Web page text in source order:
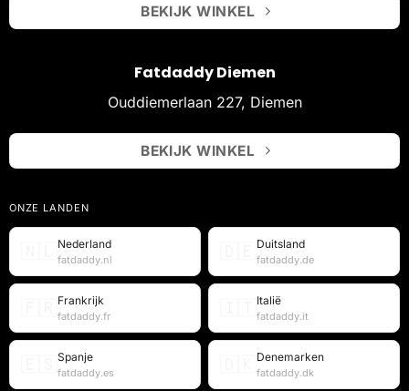
BEKIJK WINKEL
Fatdaddy Diemen
Ouddiemerlaan 227, Diemen
BEKIJK WINKEL
ONZE LANDEN
Nederland
fatdaddy.nl
Duitsland
fatdaddy.de
Frankrijk
fatdaddy.fr
Italië
fatdaddy.it
Spanje
fatdaddy.es
Denemarken
fatdaddy.dk